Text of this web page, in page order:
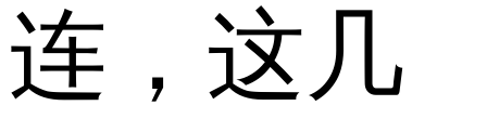
连，这几